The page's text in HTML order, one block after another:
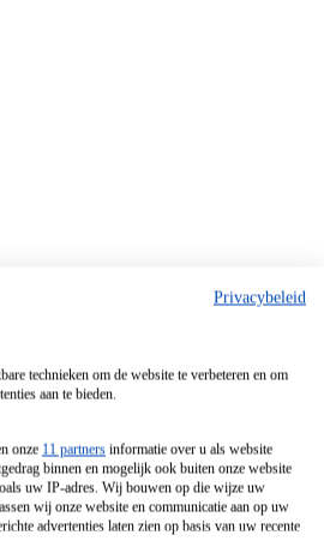
Privacybeleid
technieken om de website te verbeteren en om
aan te bieden.
onze 11 partners informatie over u als website
binnen en mogelijk ook buiten onze website
uw IP-adres. Wij bouwen op die wijze uw
wij onze website en communicatie aan op uw
advertenties laten zien op basis van uw recente